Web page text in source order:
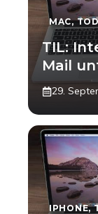
MAC,
TIL:
Mail
29.
IPHONE,